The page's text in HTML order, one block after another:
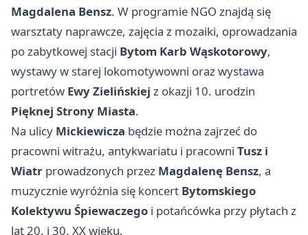
Magdalena Bensz. W programie NGO znajdą się
warsztaty naprawcze, zajęcia z mozaiki, oprowadzania
po zabytkowej stacji Bytom Karb Wąskotorowy,
wystawy w starej lokomotywowni oraz wystawa
portretów Ewy Zielińskiej z okazji 10. urodzin
Pięknej Strony Miasta.
Na ulicy Mickiewicza będzie można zajrzeć do
pracowni witrażu, antykwariatu i pracowni Tusz i
Wiatr prowadzonych przez Magdalenę Bensz, a
muzycznie wyróżnia się koncert Bytomskiego
Kolektywu Śpiewaczego i potańcówka przy płytach z
lat 20. i 30. XX wieku.